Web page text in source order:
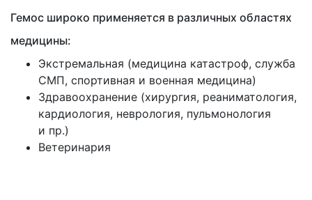
Гемос широко применяется в различных областях
медицины:
Экстремальная (медицина катастроф, служба
СМП, спортивная и военная медицина)
Здравоохранение (хирургия, реаниматология,
кардиология, неврология, пульмонология
и пр.)
Ветеринария